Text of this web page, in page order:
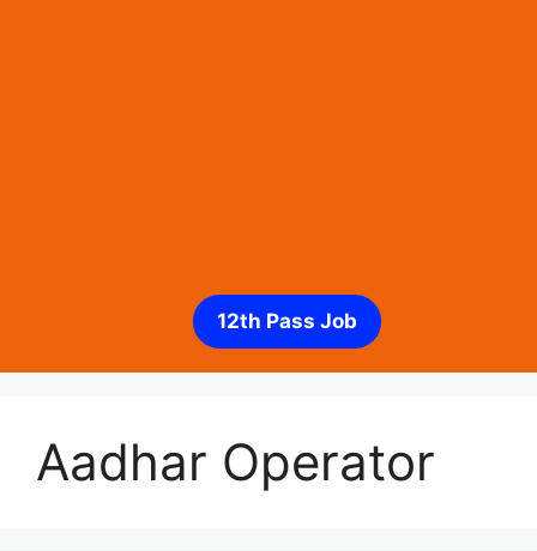
12th Pass Job
Aadhar Operator